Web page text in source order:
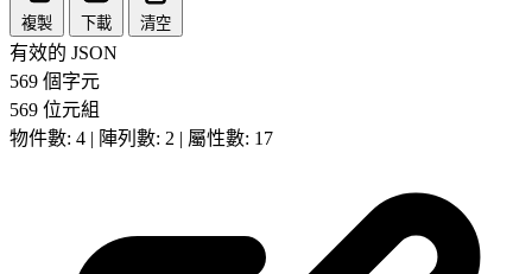
複製 下載 清空
有效的 JSON
569 個字元
569 位元組
物件數: 4 | 陣列數: 2 | 屬性數: 17